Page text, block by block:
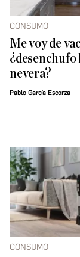
CONSUMO
Me voy de
¿desenchufo
nevera?
Pablo García Escorza
CONSUMO